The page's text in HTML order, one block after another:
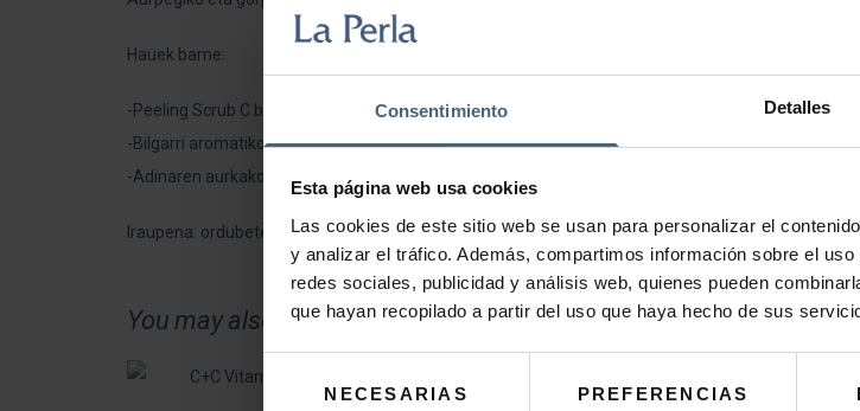
Consentimiento Detalles
Esta página web usa cookies
Las cookies de este sitio web se usan para personalizar el
y analizar el tráfico. Además, compartimos información sobre el
redes sociales, publicidad y análisis web, quienes pueden
que hayan recopilado a partir del uso que haya hecho de sus
NECESARIAS PREFERENCIAS
Hauek barne:
-Peeling Scrub C bitaminarekin.
-Bilgarri aromatiko zitriko sendogarria
-Adinaren aurkako aurpegiko tratamendu sendogarria
Iraupena: ordubete eta 30 minutu.
You may also like…